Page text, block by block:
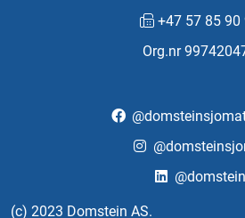
(c) 2023 Domstein AS.
+47 57 85 90
Org.nr
@domstein